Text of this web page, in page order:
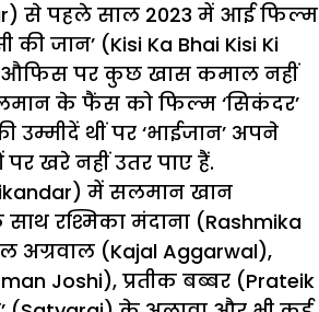
से पहले साल 2023 में आई फिल्म
की जान’ (Kisi Ka Bhai Kisi Ki
औफिस पर कुछ खास कमाल नहीं
के फैंस को फिल्म ‘सिकंदर’
उम्मीदें थीं पर ‘भाईजान’ अपने
खरे नहीं उतर पाए हैं.
में सलमान खान
रश्मिका मंदाना (Rashmika
अग्रवाल (Kajal Aggarwal),
Joshi), प्रतीक बब्बर (Prateik